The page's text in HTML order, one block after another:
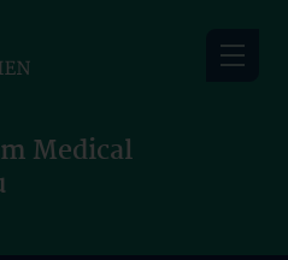
Medical